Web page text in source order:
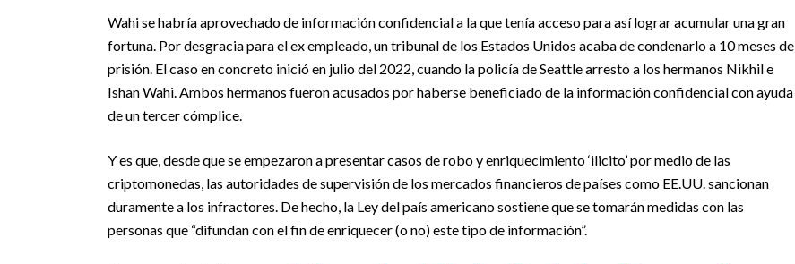
Wahi se habría aprovechado de información confidencial a la que tenía acceso para así lograr acumular una gran
fortuna. Por desgracia para el ex empleado, un tribunal de los Estados Unidos acaba de condenarlo a 10 meses de
prisión. El caso en concreto inició en julio del 2022, cuando la policía de Seattle arresto a los hermanos Nikhil e
Ishan Wahi. Ambos hermanos fueron acusados por haberse beneficiado de la información confidencial con ayuda
de un tercer cómplice.
Y es que, desde que se empezaron a presentar casos de robo y enriquecimiento ‘ilicito’ por medio de las
criptomonedas, las autoridades de supervisión de los mercados financieros de países como EE.UU. sancionan
duramente a los infractores. De hecho, la Ley del país americano sostiene que se tomarán medidas con las
personas que “difundan con el fin de enriquecer (o no) este tipo de información”.